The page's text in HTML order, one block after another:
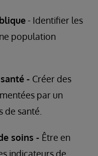
- Identifier les
population
- Créer des
par un
santé.
soins - Être en
indicateurs de